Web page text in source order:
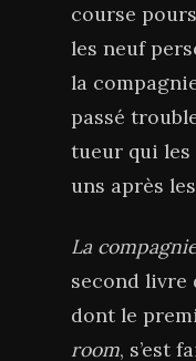
course
les neuf
la
passé
tueur qui les
uns après
La
second livre
dont le
room, s’est